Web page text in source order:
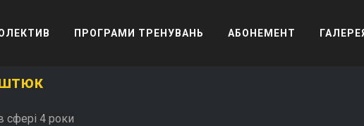
ПРОГРАМИ ТРЕНУВАНЬ АБОНЕМЕНТ
сфері 4 роки